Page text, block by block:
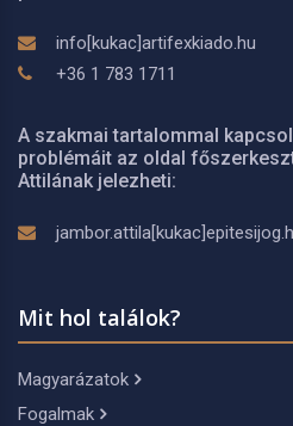
info[kukac]artifexkiado.hu
+36 1 783 1711
A szakmai tartalommal
problémáit az oldal
Attilának jelezheti:
Mit hol találok?
Magyarázatok
Fogalmak